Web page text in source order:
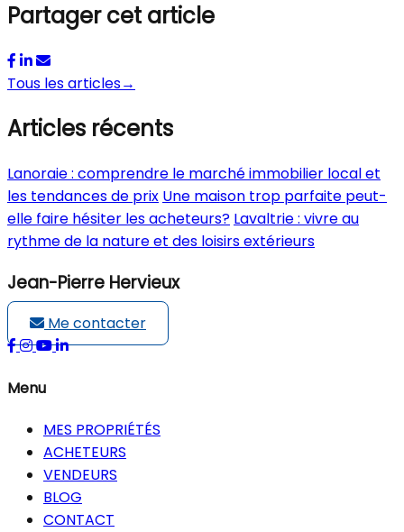
Partager cet article
Tous les articles→
Articles récents
Lanoraie : comprendre le marché immobilier local et
les tendances de prix Une maison trop parfaite peut-
elle faire hésiter les acheteurs? Lavaltrie : vivre au
rythme de la nature et des loisirs extérieurs
Jean-Pierre Hervieux
Me contacter
Menu
MES PROPRIÉTÉS
ACHETEURS
VENDEURS
BLOG
CONTACT